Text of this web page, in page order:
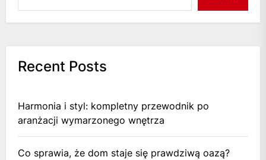
Recent Posts
Harmonia i styl: kompletny przewodnik po
aranżacji wymarzonego wnętrza
Co sprawia, że dom staje się prawdziwą oazą?